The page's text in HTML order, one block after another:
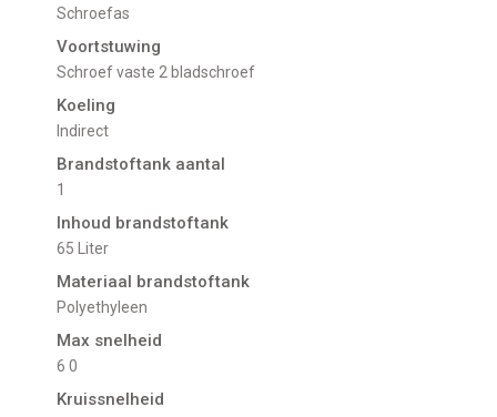
Schroefas
Voortstuwing
schroef vaste 2 bladschroef
Koeling
indirect
Brandstoftank aantal
1
Inhoud brandstoftank
65 Liter
Materiaal brandstoftank
Polyethyleen
Max snelheid
6 0
Kruissnelheid